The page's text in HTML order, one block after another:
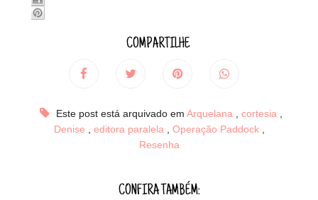
COMPARTILHE
Este post está arquivado em Arquelana cortesia
Denise
editora paralela Operação Paddock
Resenha
CONFIRA TAMBÉM: